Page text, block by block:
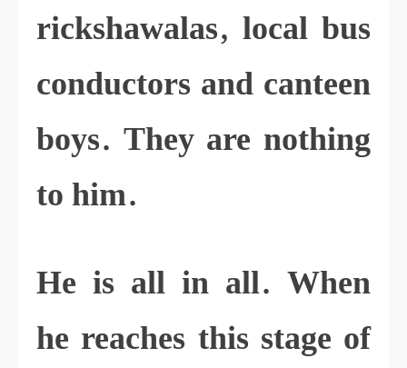
rickshawalas, local bus
conductors and canteen
boys. They are nothing
to him.
He is all in all. When
he reaches this stage of